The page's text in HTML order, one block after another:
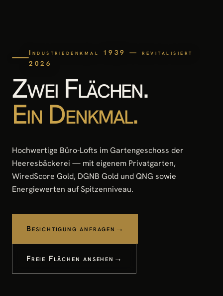
Industriedenkmal 1939 — revitalisiert
2026
Zwei Flächen.
Ein Denkmal.
Hochwertige Büro-Lofts im Gartengeschoss der
Heeresbäckerei — mit eigenem Privatgarten,
WiredScore Gold, DGNB Gold und QNG sowie
Energiewerten auf Spitzenniveau.
Besichtigung anfragen
Freie Flächen ansehen